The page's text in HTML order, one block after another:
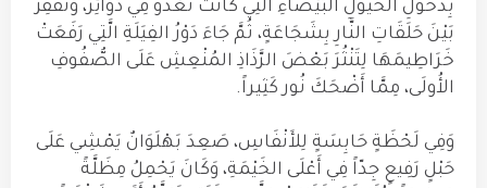
بِدُخُولِ الخُيُولِ البَيْضَاءِ الَّتِي كَانَتْ تَعْدُو فِي دَوَائِرَ، وَتَقْفِزُ
بَيْنَ حَلَقَاتِ النَّارِ بِشَجَاعَةٍ، ثُمَّ جَاءَ دَوْرُ الفِيَلَةِ الَّتِي رَفَعَتْ
خَرَاطِيمَهَا لِتَنْثُرَ بَعْضَ الرَّذَاذِ المُنْعِشِ عَلَى الصُّفُوفِ
الأُولَى، مِمَّا أَضْحَكَ نُور كَثِيراً.
وَفِي لَحْظَةٍ حَابِسَةٍ لِلأَنْفَاسِ، صَعِدَ بَهْلَوَانٌ يَمْشِي عَلَى
حَبْلٍ رَفِيعٍ جِدّاً فِي أَعْلَى الخَيْمَةِ، وَكَانَ يَحْمِلُ مِظَلَّةً